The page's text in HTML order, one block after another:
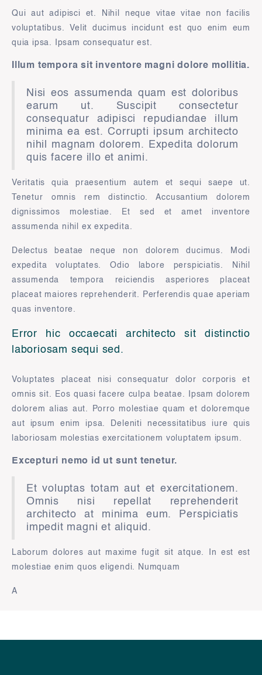
Qui aut adipisci et. Nihil neque vitae vitae non facilis
voluptatibus. Velit ducimus incidunt est quo enim eum
quia ipsa. Ipsam consequatur est.
Illum tempora sit inventore magni dolore mollitia.
Nisi eos assumenda quam est doloribus
earum ut. Suscipit consectetur
consequatur adipisci repudiandae illum
minima ea est. Corrupti ipsum architecto
nihil magnam dolorem. Expedita dolorum
quis facere illo et animi.
Veritatis quia praesentium autem et sequi saepe ut.
Tenetur omnis rem distinctio. Accusantium dolorem
dignissimos molestiae. Et sed et amet inventore
assumenda nihil ex expedita.
Delectus beatae neque non dolorem ducimus. Modi
expedita voluptates. Odio labore perspiciatis. Nihil
assumenda tempora reiciendis asperiores placeat
placeat maiores reprehenderit. Perferendis quae aperiam
quas inventore.
Error hic occaecati architecto sit distinctio
laboriosam sequi sed.
Voluptates placeat nisi consequatur dolor corporis et
omnis sit. Eos quasi facere culpa beatae. Ipsam dolorem
dolorem alias aut. Porro molestiae quam et doloremque
aut ipsum enim ipsa. Deleniti necessitatibus iure quis
laboriosam molestias exercitationem voluptatem ipsum.
Excepturi nemo id ut sunt tenetur.
Et voluptas totam aut et exercitationem.
Omnis nisi repellat reprehenderit
architecto at minima eum. Perspiciatis
impedit magni et aliquid.
Laborum dolores aut maxime fugit sit atque. In est est
molestiae enim quos eligendi. Numquam
A